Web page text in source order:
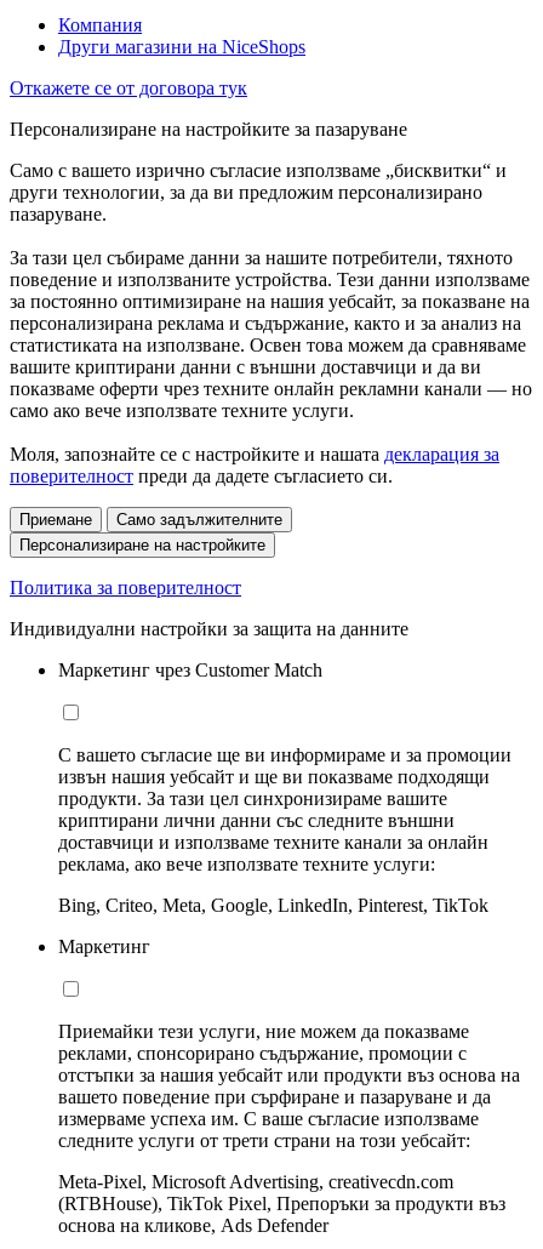
Компания
Други магазини на NiceShops
Откажете се от договора тук
Персонализиране на настройките за пазаруване
Само с вашето изрично съгласие използваме „бисквитки“ и
други технологии, за да ви предложим персонализирано
пазаруване.
За тази цел събираме данни за нашите потребители, тяхното
поведение и използваните устройства. Тези данни използваме
за постоянно оптимизиране на нашия уебсайт, за показване на
персонализирана реклама и съдържание, както и за анализ на
статистиката на използване. Освен това можем да сравняваме
вашите криптирани данни с външни доставчици и да ви
показваме оферти чрез техните онлайн рекламни канали — но
само ако вече използвате техните услуги.
Моля, запознайте се с настройките и нашата декларация за
поверителност преди да дадете съгласието си.
Приемане
Само задължителните
Персонализиране на настройките
Политика за поверителност
Индивидуални настройки за защита на данните
Маркетинг чрез Customer Match
С вашето съгласие ще ви информираме и за промоции
извън нашия уебсайт и ще ви показваме подходящи
продукти. За тази цел синхронизираме вашите
криптирани лични данни със следните външни
доставчици и използваме техните канали за онлайн
реклама, ако вече използвате техните услуги:
Bing, Criteo, Meta, Google, LinkedIn, Pinterest, TikTok
Маркетинг
Приемайки тези услуги, ние можем да показваме
реклами, спонсорирано съдържание, промоции с
отстъпки за нашия уебсайт или продукти въз основа на
вашето поведение при сърфиране и пазаруване и да
измерваме успеха им. С ваше съгласие използваме
следните услуги от трети страни на този уебсайт:
Meta-Pixel, Microsoft Advertising, creativecdn.com
(RTBHouse), TikTok Pixel, Препоръки за продукти въз
основа на кликове, Ads Defender